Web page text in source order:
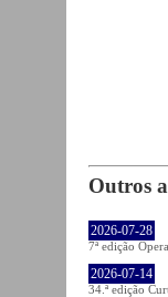
Outros
2026-07-28
7ª edição
2026-07-14
34.ª edição